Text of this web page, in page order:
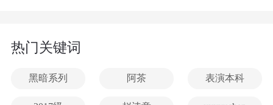
热门关键词
黑暗系列 阿茶 表演本科